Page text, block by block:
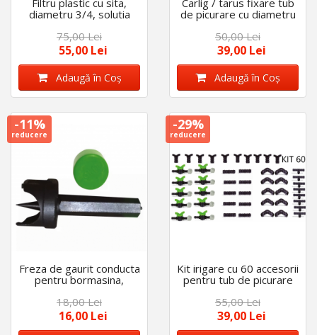
Filtru plastic cu sita,
diametru 3/4, solutia
depunerilor, usor de
montat
75,00 Lei
55,00 Lei
Adaugă în Coş
Carlig / tarus fixare tub
de picurare cu diametru
de 16 mm - 20 mm, set
50 bucati
50,00 Lei
39,00 Lei
Adaugă în Coş
-11%
reducere
Freza de gaurit conducta
pentru bormasina,
diametru de 16 mm
18,00 Lei
16,00 Lei
-29%
reducere
Kit irigare cu 60 accesorii
pentru tub de picurare
de 16 mm
55,00 Lei
39,00 Lei